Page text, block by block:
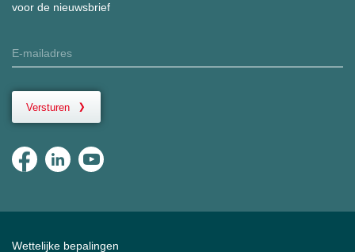
voor de nieuwsbrief
Versturen
Wettelijke bepalingen